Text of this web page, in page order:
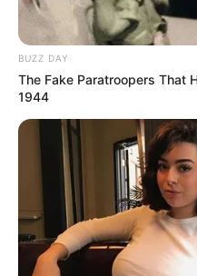
BUZZ DAY
The Fake Paratroopers That
1944